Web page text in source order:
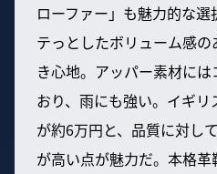
ローファー」も魅力的な
テっとしたボリューム感
き心地。アッパー素材に
おり、雨にも強い。イギ
が約6万円と、品質に対し
が高い点が魅力だ。本格